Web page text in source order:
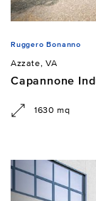
Ruggero Bonanno
Azzate, VA
Capannone
1630 mq